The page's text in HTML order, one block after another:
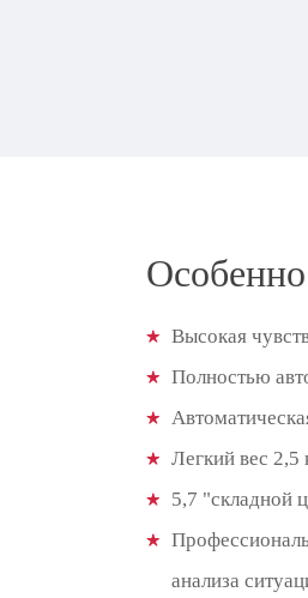
Высокая
Полностью
Легкий вес 2,5
5,7 "складной
анализа